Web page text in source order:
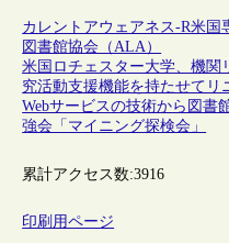
カレントアウェアネス-R米国
図書館協会（ALA）
米国ロチェスター大学、機関
究活動支援機能を持たせてリ
Webサービスの技術から図書
強会「マイニング探検会」
累計アクセス数:3916
印刷用ページ